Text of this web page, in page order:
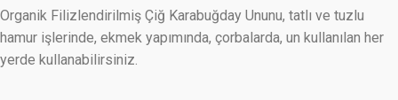
Organik Filizlendirilmiş Çiğ Karabuğday Ununu, tatlı ve tuzlu
hamur işlerinde, ekmek yapımında, çorbalarda, un kullanılan her
yerde kullanabilirsiniz.